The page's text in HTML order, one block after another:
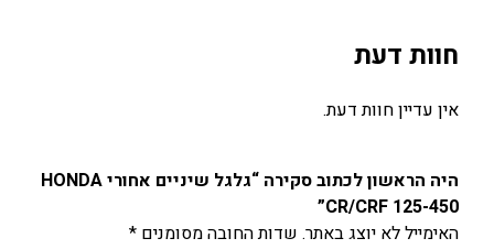
חוות דעת
אין עדיין חוות דעת.
היה הראשון לכתוב סקירה “גלגל שיניים אחורי HONDA
CR/CRF 125-450”
האימייל לא יוצג באתר. שדות החובה מסומנים *